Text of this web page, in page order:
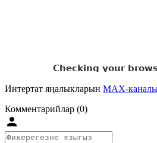
Интертат яңалыкларын MAX-
Комментарийлар (0)